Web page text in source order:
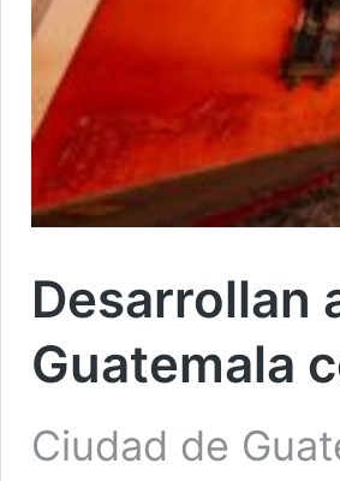
Desarrollan
Guatemala
Ciudad de